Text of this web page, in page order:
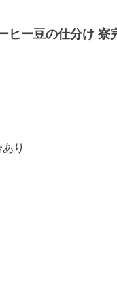
ヒー豆の仕分け 寮
り